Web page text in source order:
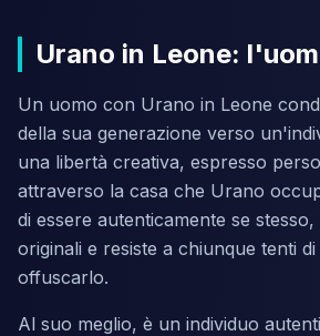
Urano in Leone:
Un uomo con Urano in Leone
della sua generazione verso
una libertà creativa, espresso
attraverso la casa che Urano
di essere autenticamente se
originali e resiste a chiunque tenti
offuscarlo.
Al suo meglio, è un individuo